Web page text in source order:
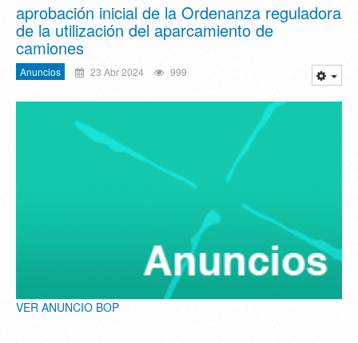
aprobación inicial de la Ordenanza reguladora
de la utilización del aparcamiento de
camiones
Anuncios 23 Abr 2024 999
VER ANUNCIO BOP